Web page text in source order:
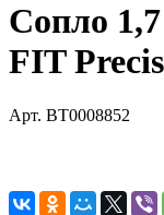
Сопло
FIT
Арт. BT0008852